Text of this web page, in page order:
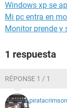
Windows xp se
Mi pc entra en
Monitor prende y
1 respuesta
RÉPONSE 1 / 1
piratacrimson